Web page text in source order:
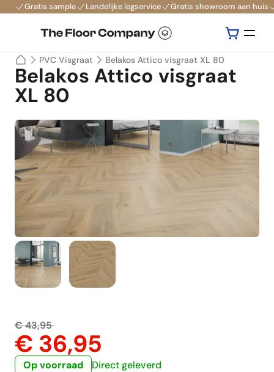
Gratis sample Landelijke legservice Gratis showroom aan huis
PVC Visgraat Belakos Attico visgraat XL 80
Belakos Attico visgraat
XL 80
€ 36,95
€ 43,95
Op voorraad Direct geleverd